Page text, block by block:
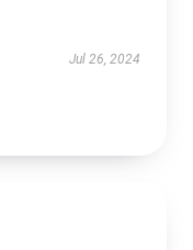
Jul 26, 2024